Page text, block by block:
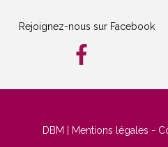
Rejoignez-nous sur Facebook
DBM Mentions légales -